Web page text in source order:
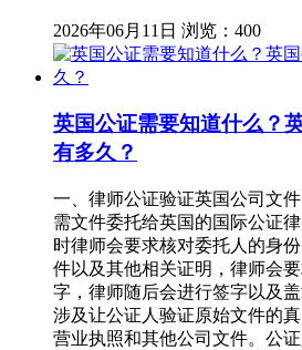
2026年06月11日 浏览：400
英国公证需要知道什么？
有多久？
一、律师公证验证英国公司文
需文件委托给英国的国际公证
时律师会要求核对委托人的身
件以及其他相关证明，律师会
字，律师随后会进行签字以及
涉及让公证人验证原始文件的
营业执照和其他公司文件。公